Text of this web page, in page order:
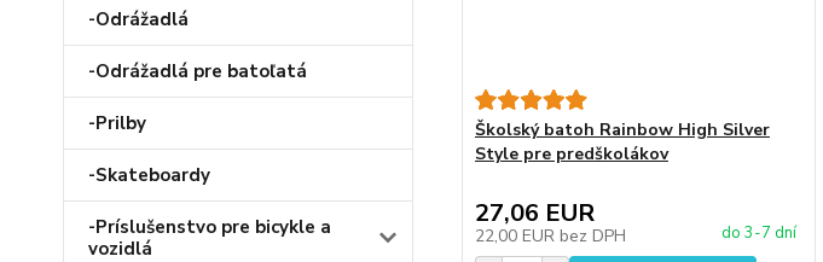
-Odrážadlá
-Odrážadlá pre batoľatá
-Prilby
-Skateboardy
-Príslušenstvo pre bicykle a
vozidlá
Školský batoh Rainbow High Silver
Style pre predškolákov
27,06 EUR
22,00 EUR bez DPH do 3-7 dní